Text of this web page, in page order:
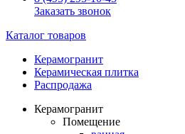
Заказать звонок
Каталог товаров
Керамогранит
Керамическая плитка
Распродажа
Керамогранит
Помещение